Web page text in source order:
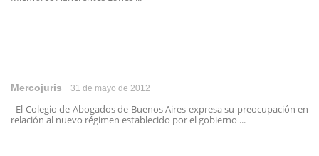
Mercojuris 31 de mayo de 2012
El Colegio de Abogados de Buenos Aires expresa su preocupación en
relación al nuevo régimen establecido por el gobierno ...